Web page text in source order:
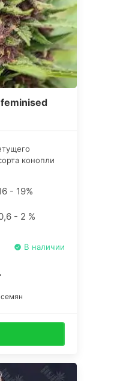
конопли
пурпурным
- 19%
- 2 %
В наличии